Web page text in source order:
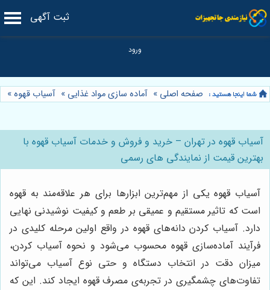
ثبت آگهی
صفحه اصلی » آماده سازی مواد غذایی » آسیاب قهوه»
آسیاب قهوه در تهران – خرید و فروش و خدمات آسیاب قهوه با
بهترین قیمت از نمایندگی های رسمی
آسیاب قهوه یکی از مهم‌ترین ابزارها برای هر علاقه‌مند به قهوه
است که تاثیر مستقیم و عمیقی بر طعم و کیفیت نوشیدنی نهایی
دارد. آسیاب کردن دانه‌های قهوه در واقع اولین مرحله کلیدی در
فرآیند آماده‌سازی قهوه محسوب می‌شود و نحوه آسیاب کردن،
میزان دقت در انتخاب دستگاه و حتی نوع آسیاب می‌تواند
تفاوت‌های چشمگیری در تجربه‌ی مصرف قهوه ایجاد کند. این که